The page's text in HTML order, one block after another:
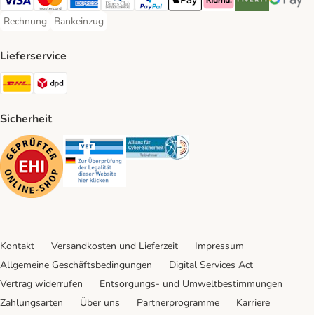
Visa Payment Method
Mastercard Payment Method
American Express Payment Method
Diners Club Payment Method
PayPal Payment Method
Apple Pay Payment Method
Klarna Payment Method
Riverty Payment
Google
Rechnung
Rechnung Payment Method
Bankeinzug
Bankeinzug Payment Method
Lieferservice
DHL Shipping Method
Sicherheit
Security Security Security
Kontakt Versandkosten und Lieferzeit
Impressum
Allgemeine Geschäftsbedingungen
Digital Services Act
Vertrag widerrufen
Entsorgungs- und Umweltbestimmungen
Zahlungsarten
Über uns Partnerprogramme Karriere